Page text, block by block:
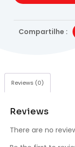
Compartilhe :
Reviews (0)
Reviews
There are no